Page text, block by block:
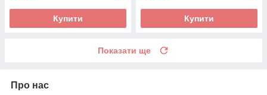
Купити Купити
Показати ще
Про нас